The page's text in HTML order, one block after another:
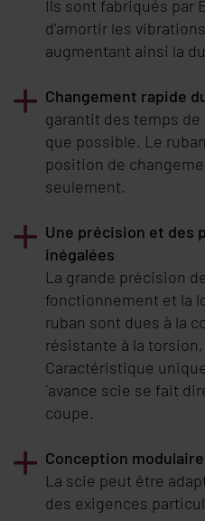
Ils sont fabriqués par
d'amortir les
augmentant ainsi la
Changement rapide
garantit des temps
que possible. Le
position de
seulement.
Une précision et des
inégalées
La grande précision
fonctionnement et la
ruban sont dues à la
résistante à la
Caractéristique
´avance scie se fait
coupe.
Conception modulaire
La scie peut être
des exigences